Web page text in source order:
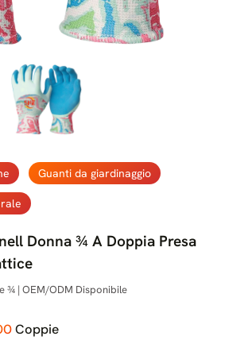
Guanti da giardinaggio
Donna ¾ A Doppia Presa
¾ | OEM/ODM Disponibile
Coppie